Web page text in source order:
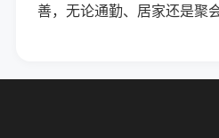
善，无论通勤、居家还是聚